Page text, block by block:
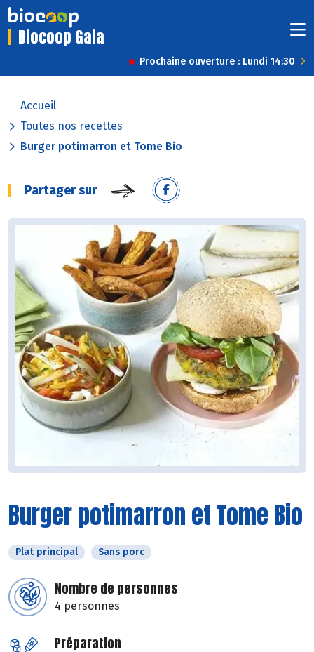
Biocoop Gaia
Prochaine ouverture : Lundi 14:30
Accueil
Toutes nos recettes
Burger potimarron et Tome Bio
Partager sur
Burger potimarron et Tome Bio
Plat principal Sans porc
Nombre de personnes
4 personnes
Préparation